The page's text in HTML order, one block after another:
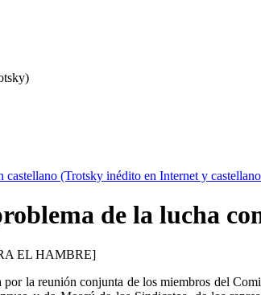
castellano (Trotsky inédito en Internet y
de la lucha
EL HAMBRE]
la reunión conjunta de los miembros del